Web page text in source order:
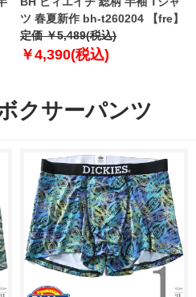
ツ 春夏新作 bh-t260204 【fre】
定価 ￥5,489(税込)
￥4,390(税込)
クサーパンツ